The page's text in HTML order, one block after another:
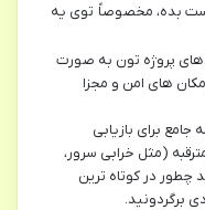
بده، مخصوصاً توی یه
پروژه تون به صورت
های امن و مجزا
جامع برای بازیابی
(مثل خرابی سرور،
چطور در کوتاه ترین
برگردونید.